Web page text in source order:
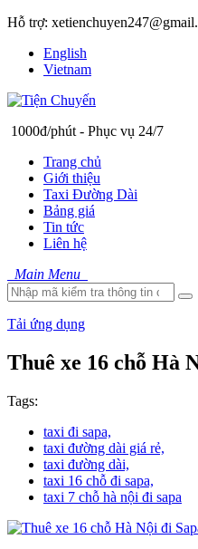
Hỗ trợ:
English
Vietnam
1000đ/phút - Phục vụ 24/7
Trang chủ
Giới thiệu
Taxi Đường Dài
Bảng giá
Tin tức
Liên hệ
Main Menu
Tải ứng dụng
Thuê xe 16 chỗ Hà
Tags:
taxi đi sapa,
taxi đường dài giá rẻ,
taxi đường dài,
taxi 16 chỗ đi sapa,
taxi 7 chỗ hà nội đi sapa